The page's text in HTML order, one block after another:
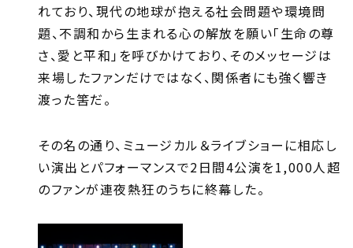
れており、現代の地球が抱える社会問題や環境問
題、不調和から生まれる心の解放を願い「生命の尊
さ、愛と平和」を呼びかけており、そのメッセージは
来場したファンだけではなく、関係者にも強く響き
渡った筈だ。
その名の通り、ミュージカル＆ライブショーに相応し
い演出とパフォーマンスで2日間4公演を1,000人超
のファンが連夜熱狂のうちに終幕した。